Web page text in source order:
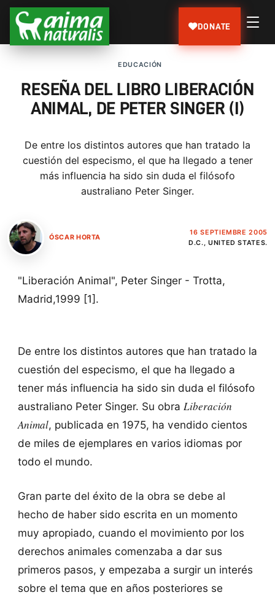
DONATE
EDUCACIÓN
RESEÑA DEL LIBRO LIBERACIÓN
ANIMAL, DE PETER SINGER (I)
De entre los distintos autores que han tratado la
cuestión del especismo, el que ha llegado a tener
más influencia ha sido sin duda el filósofo
australiano Peter Singer.
ÓSCAR HORTA
16 SEPTIEMBRE 2005
D.C., UNITED STATES.
"Liberación Animal", Peter Singer - Trotta,
Madrid,1999 [1].
De entre los distintos autores que han tratado la
cuestión del especismo, el que ha llegado a
tener más influencia ha sido sin duda el filósofo
australiano Peter Singer. Su obra Liberación
Animal, publicada en 1975, ha vendido cientos
de miles de ejemplares en varios idiomas por
todo el mundo.
Gran parte del éxito de la obra se debe al
hecho de haber sido escrita en un momento
muy apropiado, cuando el movimiento por los
derechos animales comenzaba a dar sus
primeros pasos, y empezaba a surgir un interés
sobre el tema que en años posteriores se